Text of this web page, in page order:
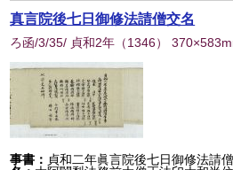
真言院後七日御修法請僧交名
ろ函/3/35/ 貞和2年 （1346）
事書： 貞和二年眞言院後七日御修法請